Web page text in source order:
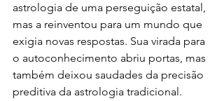
astrologia de uma perseguição estatal,
mas a reinventou para um mundo que
exigia novas respostas. Sua virada para
o autoconhecimento abriu portas, mas
também deixou saudades da precisão
preditiva da astrologia tradicional.